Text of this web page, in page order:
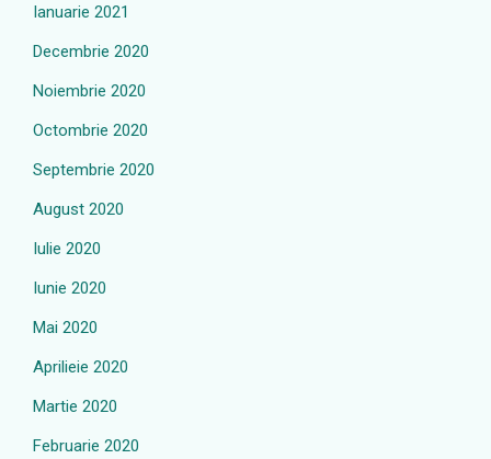
Ianuarie 2021
Decembrie 2020
Noiembrie 2020
Octombrie 2020
Septembrie 2020
August 2020
Iulie 2020
Iunie 2020
Mai 2020
Aprilieie 2020
Martie 2020
Februarie 2020